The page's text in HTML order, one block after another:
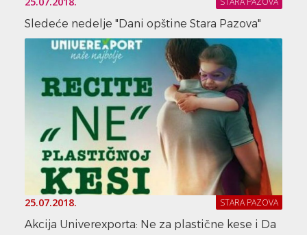
Sledeće nedelje "Dani opštine Stara Pazova"
25.07.2018. STARA PAZOVA
Akcija Univerexporta: Ne za plastične kese i Da